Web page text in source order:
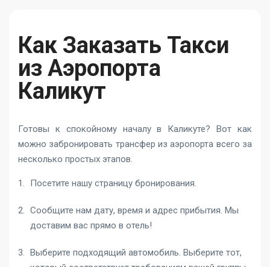
Как Заказать Такси
из Аэропорта
Каликут
Готовы к спокойному началу в Каликуте? Вот как
можно забронировать трансфер из аэропорта всего за
несколько простых этапов.
Посетите нашу страницу бронирования.
Сообщите нам дату, время и адрес прибытия. Мы
доставим вас прямо в отель!
Выберите подходящий автомобиль. Выберите тот,